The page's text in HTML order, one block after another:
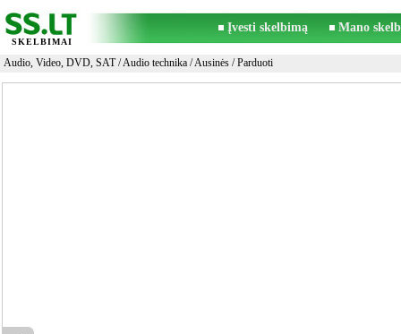
SKELBIMAI
Įvesti skelbimą Mano
Audio, Video, DVD, SAT/Audio technika /Ausinės / Parduoti